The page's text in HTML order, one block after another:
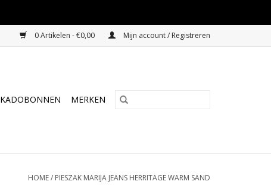
0 Artikelen - €0,00 Mijn account / Registreren
KADOBONNEN MERKEN
HOME/ PIESZAK MARIJA JEANS HERRITAGE WARM SAND